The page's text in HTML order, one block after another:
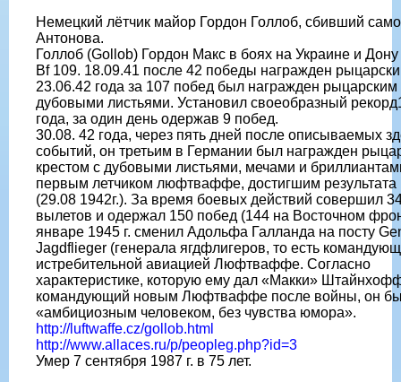
Немецкий лётчик майор Гордон Голлоб, сбивший
Антонова.
Голлоб (Gollob) Гордон Макс в боях на Украине и Дону
Bf 109. 18.09.41 после 42 победы награжден
23.06.42 года за 107 побед был награжден рыцарским
дубовыми листьями. Установил своеобразный
года, за один день одержав 9 побед.
30.08. 42 года, через пять дней после описываемых
событий, он третьим в Германии был награжден
крестом с дубовыми листьями, мечами и
первым летчиком люфтваффе, достигшим результата
(29.08 1942г.). За время боевых действий совершил
вылетов и одержал 150 побед (144 на Восточном
январе 1945 г. сменил Адольфа Галланда на посту
Jagdflieger (генерала ягдфлигеров, то есть
истребительной авиацией Люфтваффе. Согласно
характеристике, которую ему дал «Макки»
командующий новым Люфтваффе после войны, он
«амбициозным человеком, без чувства юмора».
http://luftwaffe.cz/gollob.html
http://www.allaces.ru/p/peopleg.php?id=3
Умер 7 сентября 1987 г. в 75 лет.